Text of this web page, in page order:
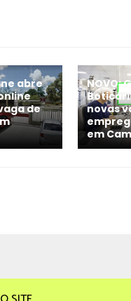
abre
de
NOVO:
novas
em